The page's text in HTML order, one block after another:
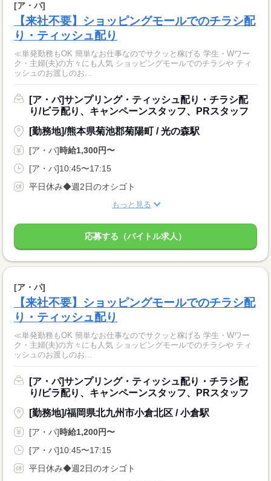
[ア・パ]
【来社不要】ショッピングモールでのチラシ配
り・ティッシュ配り
≪単発勤務もOK 簡単なお仕事なのでサクッと稼げる 学生・Wワー
ク・主婦(夫)の方々にも人気 ショッピングモールでのチラシや ティ
ッシュのお渡しのお...
[ア・パ]サンプリング・ティッシュ配り・チラシ配
り/ビラ配り、キャンペーンスタッフ、PRスタッフ
[勤務地]/熊本県菊池郡菊陽町 / 光の森駅
[ア・パ]時給1,300円〜
[ア・パ]10:45〜17:15
平日休み◆週2日のオシゴト
もっと見る
応募する（バイトル求人）
[ア・パ]
【来社不要】ショッピングモールでのチラシ配
り・ティッシュ配り
≪単発勤務もOK 簡単なお仕事なのでサクッと稼げる 学生・Wワー
ク・主婦(夫)の方々にも人気 ショッピングモールでのチラシや ティ
ッシュのお渡しのお...
[ア・パ]サンプリング・ティッシュ配り・チラシ配
り/ビラ配り、キャンペーンスタッフ、PRスタッフ
[勤務地]/福岡県北九州市小倉北区 / 小倉駅
[ア・パ]時給1,200円〜
[ア・パ]10:45〜17:15
平日休み◆週2日のオシゴト